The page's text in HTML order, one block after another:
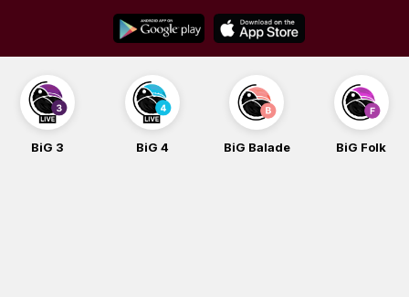
content
BiG 4 BiG Balade BiG Folk BiG iG